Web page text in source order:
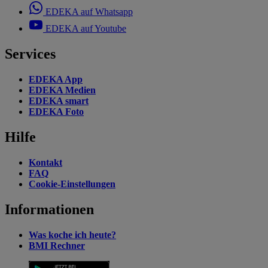
EDEKA auf Whatsapp
EDEKA auf Youtube
Services
EDEKA App
EDEKA Medien
EDEKA smart
EDEKA Foto
Hilfe
Kontakt
FAQ
Cookie-Einstellungen
Informationen
Was koche ich heute?
BMI Rechner